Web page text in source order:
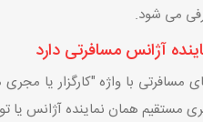
می شود.
آژانس مسافرتی دارد
مسافرتی با واژه "کارگزار یا
مستقیم همان نماینده آژانس یا